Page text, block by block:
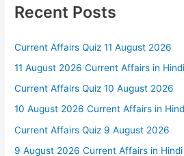
Recent Posts
Current Affairs Quiz 11 August 2026
11 August 2026 Current Affairs in Hindi
Current Affairs Quiz 10 August 2026
10 August 2026 Current Affairs in
Current Affairs Quiz 9 August 2026
9 August 2026 Current Affairs in Hindi